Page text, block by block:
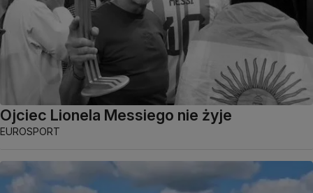
Ojciec Lionela Messiego nie żyje
EUROSPORT